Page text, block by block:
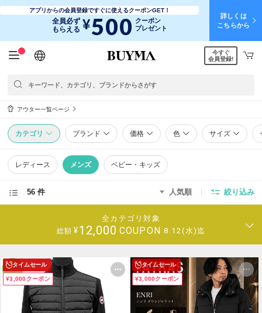
アプリからの会員登録ですぐに使えるクーポンGET！
全員必ず
もらえる ¥500 クーポン
プレゼント
詳しくは
こちらから
日本語
English
简体中文
繁體中文
今すぐ
会員登録!
アウター一覧ページ
カテゴリ ブランド 価格 色 サイズ
レディース メンズ ベビー・キッズ
56 件 人気順 絞り込み
全カテゴリ対象
総額 ¥12,000 COUPON 8.12(水)迄
タイムセール
¥3,000クーポン
タイムセール
¥3,000クーポン